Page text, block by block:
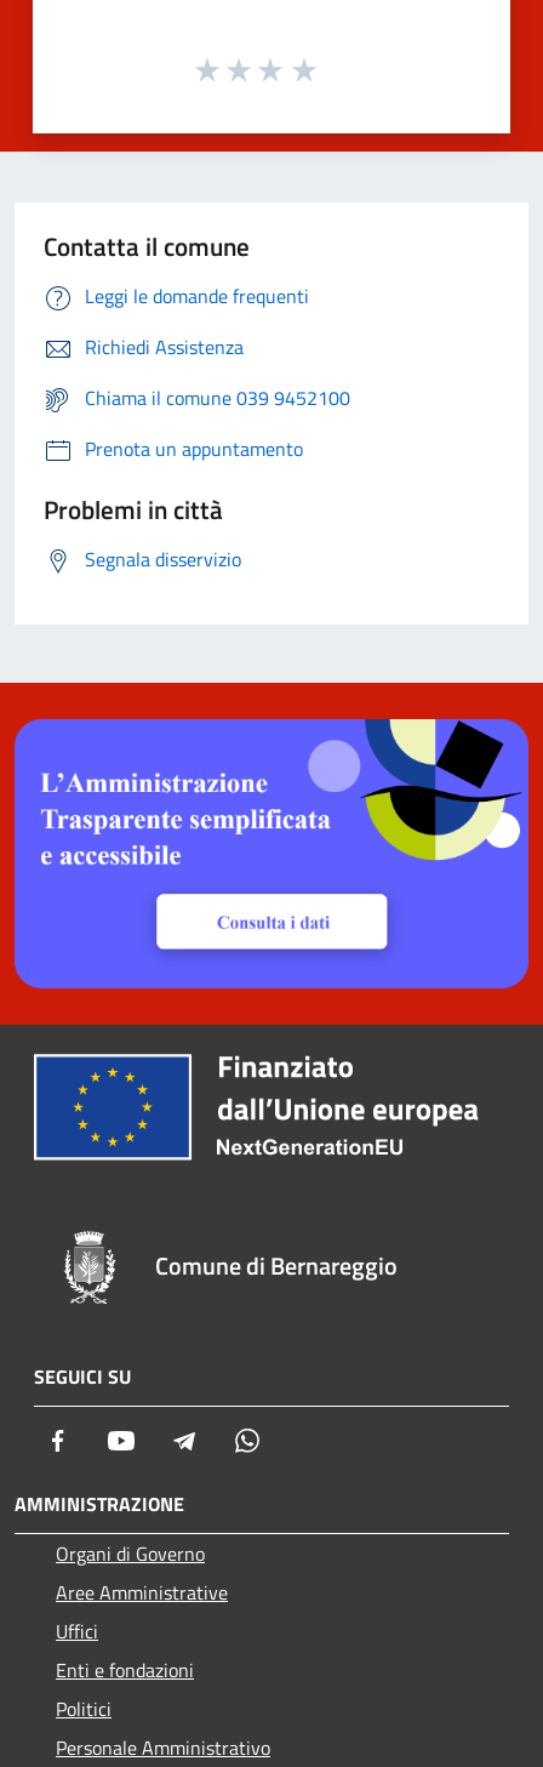
Contatta il comune
Leggi le domande frequenti
Richiedi Assistenza
Chiama il comune 039 9452100
Prenota un appuntamento
Problemi in città
Segnala disservizio
Comune di Bernareggio
SEGUICI SU
Facebook Youtube Telegram
AMMINISTRAZIONE
Organi di Governo
Aree Amministrative
Uffici
Enti e fondazioni
Politici
Personale Amministrativo